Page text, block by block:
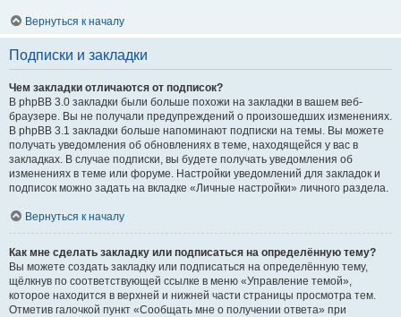
Вернуться к началу
Подписки и закладки
Чем закладки отличаются от подписок?
В phpBB 3.0 закладки были больше похожи на закладки в вашем веб-
браузере. Вы не получали предупреждений о произошедших изменениях.
В phpBB 3.1 закладки больше напоминают подписки на темы. Вы можете
получать уведомления об обновлениях в теме, находящейся у вас в
закладках. В случае подписки, вы будете получать уведомления об
изменениях в теме или форуме. Настройки уведомлений для закладок и
подписок можно задать на вкладке «Личные настройки» личного раздела.
Вернуться к началу
Как мне сделать закладку или подписаться на определённую тему?
Вы можете создать закладку или подписаться на определённую тему,
щёлкнув по соответствующей ссылке в меню «Управление темой»,
которое находится в верхней и нижней части страницы просмотра тем.
Отметив галочкой пункт «Сообщать мне о получении ответа» при